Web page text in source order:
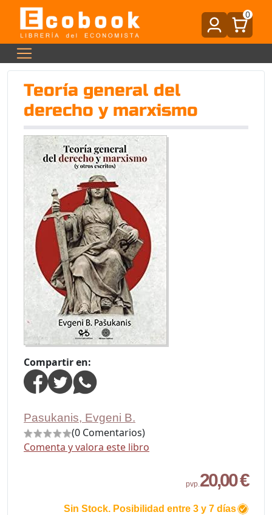
0
Teoría general del
derecho y marxismo
Compartir en:
Pasukanis, Evgeni B.
(0 Comentarios)
Comenta y valora este libro
pvp.20,00 €
Sin Stock. Posibilidad entre 3 y 7 días